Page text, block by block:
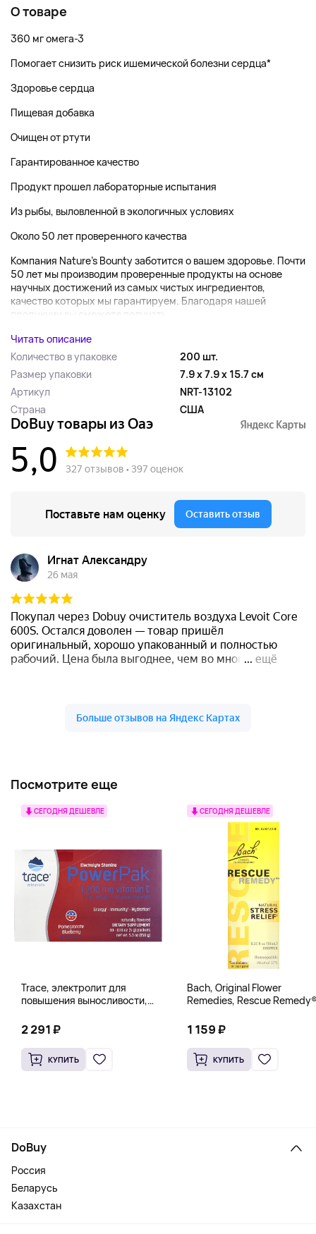
О товаре
360 мг омега-3
Помогает снизить риск ишемической болезни сердца*
Здоровье сердца
Пищевая добавка
Очищен от ртути
Гарантированное качество
Продукт прошел лабораторные испытания
Из рыбы, выловленной в экологичных условиях
Около 50 лет проверенного качества
Компания Nature's Bounty заботится о вашем здоровье. Почти
50 лет мы производим проверенные продукты на основе
научных достижений из самых чистых ингредиентов,
качество которых мы гарантируем. Благодаря нашей
продукции вы сможете получать...
Читать описание
Количество в упаковке
200 шт.
Размер упаковки
7.9 x 7.9 x 15.7 см
Артикул
NRT-13102
Страна
США
Посмотрите еще
СЕГОДНЯ ДЕШЕВЛЕ
Trace, электролит для
повышения выносливости,
и черники, 30 пакетиков по 5 г
(0,18 унции)
2 291 ₽
КУПИТЬ
СЕГОДНЯ ДЕШЕВЛЕ
Bach, Original Flower
Remedies, Rescue
снятия стресса, 10 мл
(0,35 жидк. унции)
1 159 ₽
КУПИТЬ
DoBuy
Россия
Беларусь
Казахстан